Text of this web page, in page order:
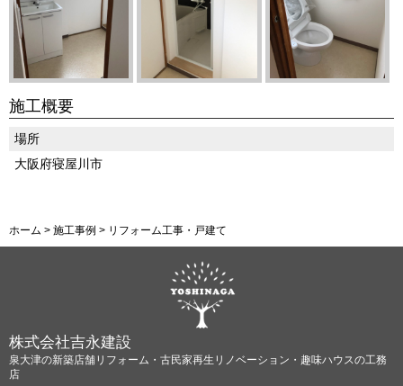
施工概要
場所
大阪府寝屋川市
ホーム > 施工事例 > リフォーム工事・戸建て
株式会社吉永建設
泉大津の新築店舗リフォーム・古民家再生リノベーション・趣味ハウスの工務
店